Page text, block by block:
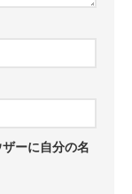
ーに自分の名